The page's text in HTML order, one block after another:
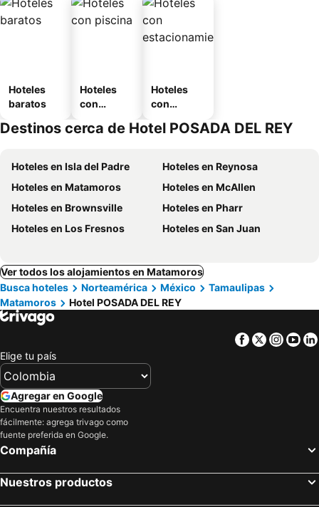
Hoteles
baratos
Hoteles
con
Hoteles
con
miento
Destinos cerca de Hotel POSADA DEL REY
Hoteles en Isla del Padre
Hoteles en Reynosa
Hoteles en Matamoros
Hoteles en McAllen
Hoteles en Brownsville
Hoteles en Pharr
Hoteles en Los Fresnos
Hoteles en San Juan
Ver todos los alojamientos en Matamoros
Busca hoteles
Norteamérica México
Tamaulipas
Matamoros
Hotel POSADA DEL REY
Facebook
Twitter
Elige tu país
Agregar en Google
Encuentra nuestros resultados
fácilmente: agrega trivago como
fuente preferida en Google.
Compañía
Nuestros productos